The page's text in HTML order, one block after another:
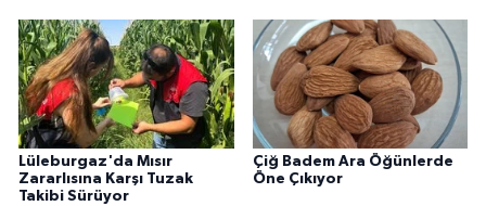
Lüleburgaz'da Mısır
Zararlısına Karşı Tuzak
Takibi Sürüyor
Çiğ Badem Ara Öğünlerde
Öne Çıkıyor